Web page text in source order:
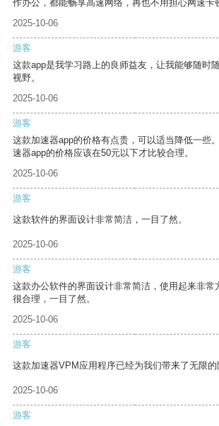
作办公，都能畅享高速网络，再也不用担心网速卡
2025-10-06
游客
这款app是我学习路上的良师益友，让我能够随时
视野。
2025-10-06
游客
这款加速器app的价格有点贵，可以适当降低一些
速器app的价格应该在50元以下才比较合理。
2025-10-06
游客
这款软件的界面设计非常简洁，一目了然。
2025-10-06
游客
这款办公软件的界面设计非常简洁，使用起来非常
很合理，一目了然。
2025-10-06
游客
这款加速器VPM应用程序已经为我们带来了无限的
2025-10-06
游客